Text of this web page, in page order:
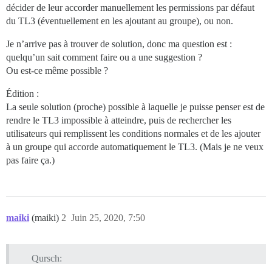
décider de leur accorder manuellement les permissions par défaut
du TL3 (éventuellement en les ajoutant au groupe), ou non.
Je n’arrive pas à trouver de solution, donc ma question est :
quelqu’un sait comment faire ou a une suggestion ?
Ou est-ce même possible ?
Édition :
La seule solution (proche) possible à laquelle je puisse penser est de
rendre le TL3 impossible à atteindre, puis de rechercher les
utilisateurs qui remplissent les conditions normales et de les ajouter
à un groupe qui accorde automatiquement le TL3. (Mais je ne veux
pas faire ça.)
maiki (maiki) Juin 25, 2020, 7:50
2
Qursch: